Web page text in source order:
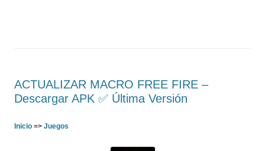
ACTUALIZAR MACRO FREE FIRE –
Descargar APK ✅️ Última Versión
Inicio => Juegos